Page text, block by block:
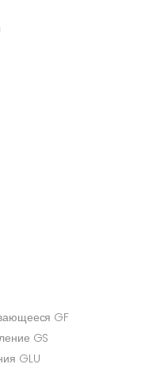
GF
GS
GLU